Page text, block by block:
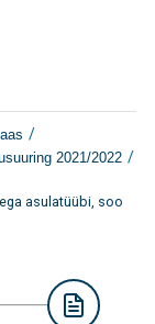
/
2021/2022 /
asulatüübi, soo